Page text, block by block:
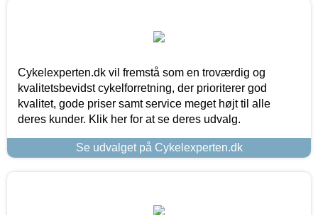
Cykelexperten.dk vil fremstå som en troværdig og
kvalitetsbevidst cykelforretning, der prioriterer god
kvalitet, gode priser samt service meget højt til alle
deres kunder. Klik her for at se deres udvalg.
Se udvalget på Cykelexperten.dk